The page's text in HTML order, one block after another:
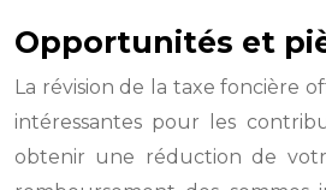
Opportunités et
La révision de la taxe foncière
intéressantes pour les
obtenir une réduction de